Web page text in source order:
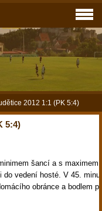
2012 1:1 (PK 5:4)
5:4)
šancí a s maximem
vedení hosté. V 45.
obránce a bodlem